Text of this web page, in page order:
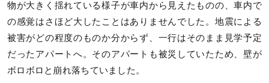
物が大きく揺れている様子が車内から見えたものの、車内で
の感覚はさほど大したことはありませんでした。地震による
被害がどの程度のものか分からず、一行はそのまま見学予定
だったアパートへ。そのアパートも被災していたため、壁が
ボロボロと崩れ落ちていました。